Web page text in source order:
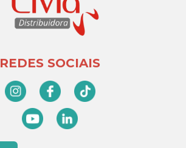
REDES SOCIAIS